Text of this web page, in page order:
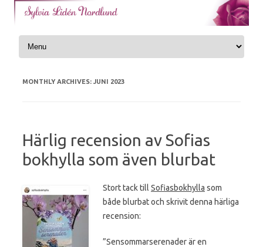
Skip to content
MONTHLY ARCHIVES: JUNI 2023
Härlig recension av Sofias
bokhylla som även blurbat
Stort tack till Sofiasbokhylla som
både blurbat och skrivit denna härliga
recension:
”Sensommarserenader är en